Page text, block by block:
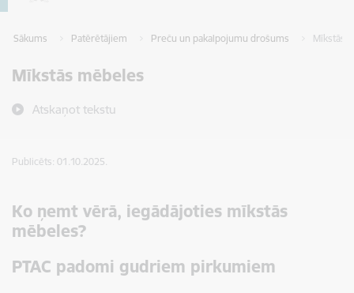
Sākums Patērētājiem Preču un pakalpojumu drošums Mīkstās
Mīkstās mēbeles
Atskaņot tekstu
Publicēts: 01.10.2025.
Ko ņemt vērā, iegādājoties mīkstās
mēbeles?
PTAC padomi gudriem pirkumiem